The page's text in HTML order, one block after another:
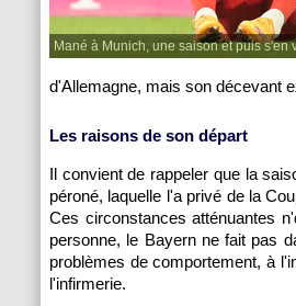
Mané à Munich, une saison et puis s'en
d'Allemagne, mais son décevant
Les raisons de son départ
Il convient de rappeler que la
péroné, laquelle l'a privé de la
Ces circonstances atténuantes
personne, le Bayern ne fait pas
problèmes de comportement, à
l'infirmerie.